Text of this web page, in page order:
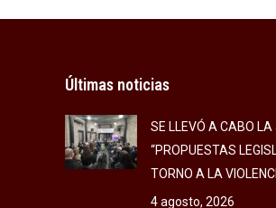
Últimas noticias
SE LLEVÓ A CABO
“PROPUESTAS
TORNO A LA
4 agosto, 2026